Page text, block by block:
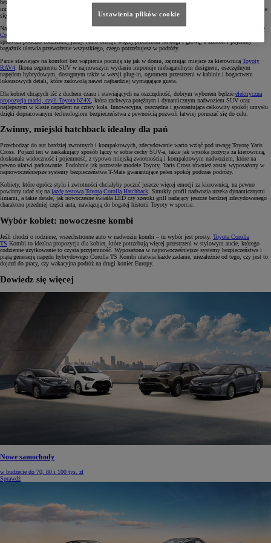
bezpiecznego wysiadania z pojazdu, dają pewność na każdej z dróg. Na pewno warto również wspomnieć o
innowacyjnych napędach hybrydowym i hybrydowym typu plug-in, które sprawiają, że jazda w mieście stanie
się czystą przyjemnością.
Na równie bezpieczną i komfortową podróż mogą liczyć kobiety, które wybiorą przestronną i
stylową Corollę
Cross
sprawdzi podczas codziennej jazdy. Auto oferuje więcej przestrzeni na nogi i głowę, a szeroki i pojemny
bagażnik ułatwia przewożenie wszystkiego, czego potrzebujesz w podróży.
Panie stawiające na komfort bez wątpienia poczują się jak w domu, zajmując miejsce za kierownicą Toyoty
RAV4 . Ikona segmentu SUV w najnowszym wydaniu imponuje niebagatelnym designem, oszczędnym
napędem hybrydowym, dostępnym także w wersji plug-in, ogromem przestrzeni w kabinie i bogactwem
luksusowych detali, które zadowolą nawet najbardziej wymagające gusta.
Dla kobiet chcących iść z duchem czasu i stawiających na oszczędność, dobrym wyborem będzie elektryczna
propozycja marki, czyli Toyota bZ4X , która zachwyca potężnym i dynamicznym nadwoziem SUV oraz
najlepszym w klasie napędem na cztery koła. Innowacyjna, oszczędna i gwarantująca całkowity spokój umysłu
dzięki dopracowanym technologiom bezpieczeństwa z pewnością pozwoli łatwiej poruszać się do celu.
Zwinny, miejski hatchback idealny dla pań
Przechodząc do aut bardziej zwrotnych i kompaktowych, zdecydowanie warto wziąć pod uwagę Toyotę Yaris
Cross. Pojazd ten w zaskakujący sposób łączy w sobie cechy SUV-a, takie jak wysoka pozycja za kierownicą,
doskonała widoczność i pojemność, z typowo miejską zwrotnością i kompaktowym nadwoziem, które na
pewno ułatwi parkowanie. Podobnie jak pozostałe modele Toyoty, Yaris Cross również został wyposażony w
najnowocześniejsze systemy bezpieczeństwa T-Mate gwarantujące pełen spokój podczas podróży.
Kobiety, które oprócz stylu i zwrotności chciałyby poczuć jeszcze więcej emocji za kierownicą, na pewno
powinny udać się na jazdę testową Toyotą Corollą Hatchback. Smukły profil nadwozia urzeka dynamicznymi
liniami, a takie detale, jak nowoczesne światła LED czy szeroki grill nadający jeszcze bardziej zdecydowanego
charakteru przedniej części auta, nawiązują do bogatej historii Toyoty w sporcie.
Wybór kobiet: nowoczesne kombi
Jeśli chodzi o rodzinne, wszechstronne auto w nadwoziu kombi – tu wybór jest prosty. Toyota Corolla
TS Kombi to idealna propozycja dla kobiet, które potrzebują więcej przestrzeni w stylowym aucie, którego
codzienne użytkowanie to czysta przyjemność. Wyposażona w najnowocześniejsze systemy bezpieczeństwa i
piątą generację napędu hybrydowego Corolla TS Kombi ułatwia każde zadanie, niezależnie od tego, czy jest to
dojazd do pracy, czy wakacyjna podróż na drugi koniec Europy.
Dowiedz się więcej
Nowe samochody
w budżecie do 70, 80 i 100 tys. zł
Sprawdź
Ustawienia plików cookie